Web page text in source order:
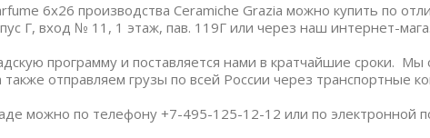
6x26 производства Ceramiche Grazia можно купить по
Г, вход № 11, 1 этаж, пав. 119Г или через наш интернет-
программу и поставляется нами в кратчайшие сроки. Мы
отправляем грузы по всей России через транспортные
можно по телефону +7-495-125-12-12 или по электронной